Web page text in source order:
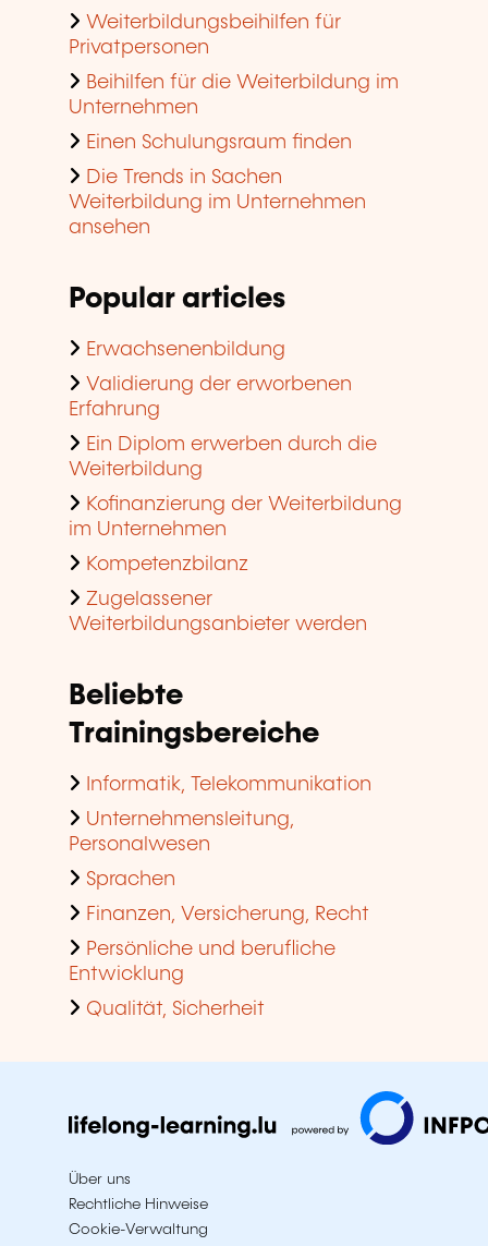
Weiterbildungsbeihilfen für
Privatpersonen
Beihilfen für die Weiterbildung im
Unternehmen
Einen Schulungsraum finden
Die Trends in Sachen
Weiterbildung im Unternehmen
ansehen
Popular articles
Erwachsenenbildung
Validierung der erworbenen
Erfahrung
Ein Diplom erwerben durch die
Weiterbildung
Kofinanzierung der Weiterbildung
im Unternehmen
Kompetenzbilanz
Zugelassener
Weiterbildungsanbieter werden
Beliebte
Trainingsbereiche
Informatik, Telekommunikation
Unternehmensleitung,
Personalwesen
Sprachen
Finanzen, Versicherung, Recht
Persönliche und berufliche
Entwicklung
Qualität, Sicherheit
Über uns
Rechtliche Hinweise
Cookie-Verwaltung